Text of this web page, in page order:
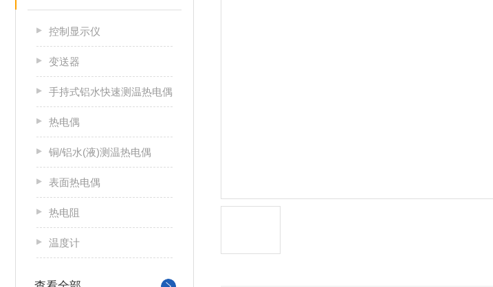
控制显示仪
变送器
手持式铝水快速测温热电偶
热电偶
铜/铝水(液)测温热电偶
表面热电偶
热电阻
温度计